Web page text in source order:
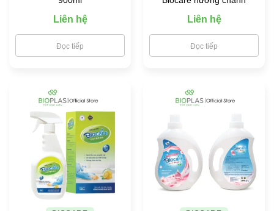
Liên hệ
Đọc tiếp
Liên hệ
Đọc tiếp